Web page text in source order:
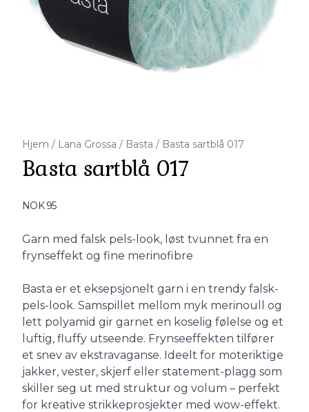
Hjem / Lana Grossa / Basta / Basta sartblå 017
Basta sartblå 017
NOK 95
Description
Garn med falsk pels-look, løst tvunnet fra en
frynseffekt og fine merinofibre
Basta er et eksepsjonelt garn i en trendy falsk-
pels-look. Samspillet mellom myk merinoull og
lett polyamid gir garnet en koselig følelse og et
luftig, fluffy utseende. Frynseeffekten tilfører
et snev av ekstravaganse. Ideelt for moteriktige
jakker, vester, skjerf eller statement-plagg som
skiller seg ut med struktur og volum – perfekt
for kreative strikkeprosjekter med wow-effekt.